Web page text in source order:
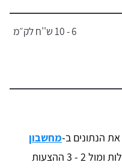
6 - 10 ש''ח לק״מ
את הנתונים ב-מחשבון
, ואז הצליבו מול מחירון הובלות ומול 2 - 3 ההצעות